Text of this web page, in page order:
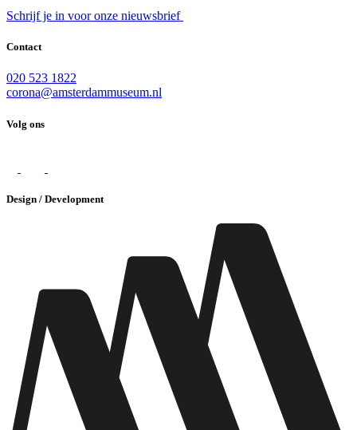
Schrijf je in voor onze nieuwsbrief
Contact
020 523 1822
corona@amsterdammuseum.nl
Volg ons
Design / Development